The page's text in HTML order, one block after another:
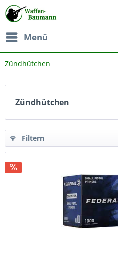
Menü
Zündhütchen
Zündhütchen
Filtern